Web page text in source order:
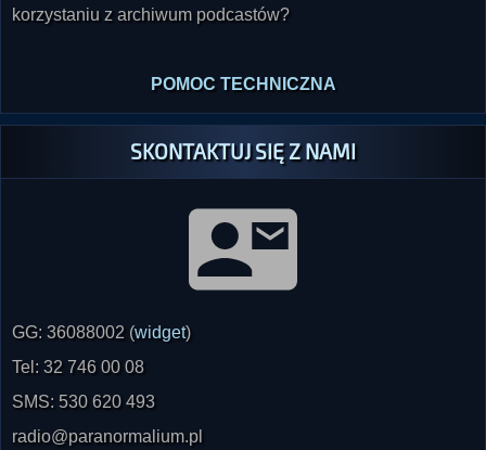
SKONTAKTUJ SIĘ Z NAMI
)
Tel: 32 746 00 08
SMS: 530 620 493
radio@paranormalium.pl
Byłeś świadkiem zagadkowego zjawiska? Jeśli tak,